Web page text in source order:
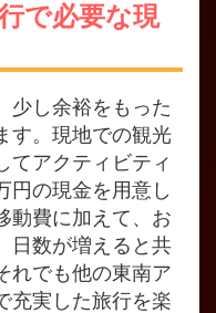
で必要な現
少し余裕をもった
す。現地での観光
てアクティビティ
円の現金を用意し
動費に加えて、お
日数が増えると共
れでも他の東南ア
充実した旅行を楽